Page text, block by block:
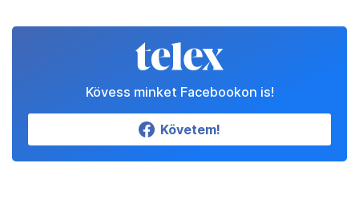
Kövess minket Facebookon is!
Követem!